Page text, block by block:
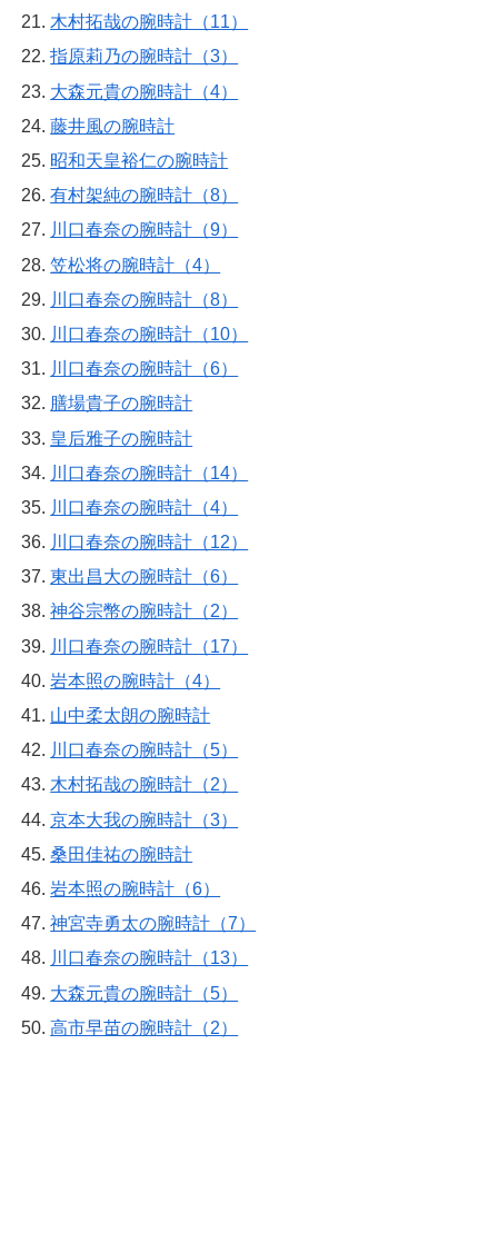
木村拓哉の腕時計（11）
指原莉乃の腕時計（3）
大森元貴の腕時計（4）
藤井風の腕時計
昭和天皇裕仁の腕時計
有村架純の腕時計（8）
川口春奈の腕時計（9）
笠松将の腕時計（4）
川口春奈の腕時計（8）
川口春奈の腕時計（10）
川口春奈の腕時計（6）
膳場貴子の腕時計
皇后雅子の腕時計
川口春奈の腕時計（14）
川口春奈の腕時計（4）
川口春奈の腕時計（12）
東出昌大の腕時計（6）
神谷宗幣の腕時計（2）
川口春奈の腕時計（17）
岩本照の腕時計（4）
山中柔太朗の腕時計
川口春奈の腕時計（5）
木村拓哉の腕時計（2）
京本大我の腕時計（3）
桑田佳祐の腕時計
岩本照の腕時計（6）
神宮寺勇太の腕時計（7）
川口春奈の腕時計（13）
大森元貴の腕時計（5）
高市早苗の腕時計（2）